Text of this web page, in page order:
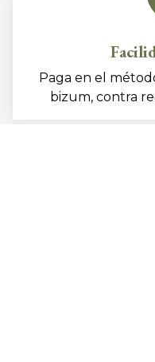
Paga en el
bizum, contra